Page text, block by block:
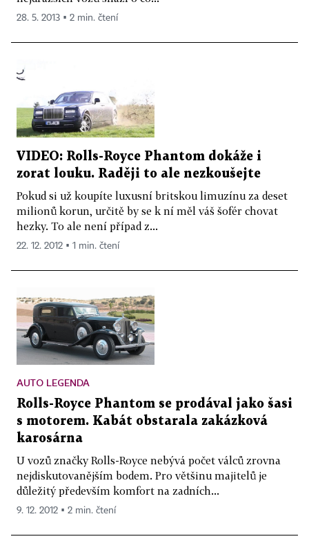
28. 5. 2013 ▪ 2 min. čtení
VIDEO: Rolls-Royce Phantom dokáže i
zorat louku. Raději to ale nezkoušejte
Pokud si už koupíte luxusní britskou limuzínu za deset
milionů korun, určitě by se k ní měl váš šofér chovat
hezky. To ale není případ z...
22. 12. 2012 ▪ 1 min. čtení
AUTO LEGENDA
Rolls-Royce Phantom se prodával jako šasi
s motorem. Kabát obstarala zakázková
karosárna
U vozů značky Rolls-Royce nebývá počet válců zrovna
nejdiskutovanějším bodem. Pro většinu majitelů je
důležitý především komfort na zadních...
9. 12. 2012 ▪ 2 min. čtení